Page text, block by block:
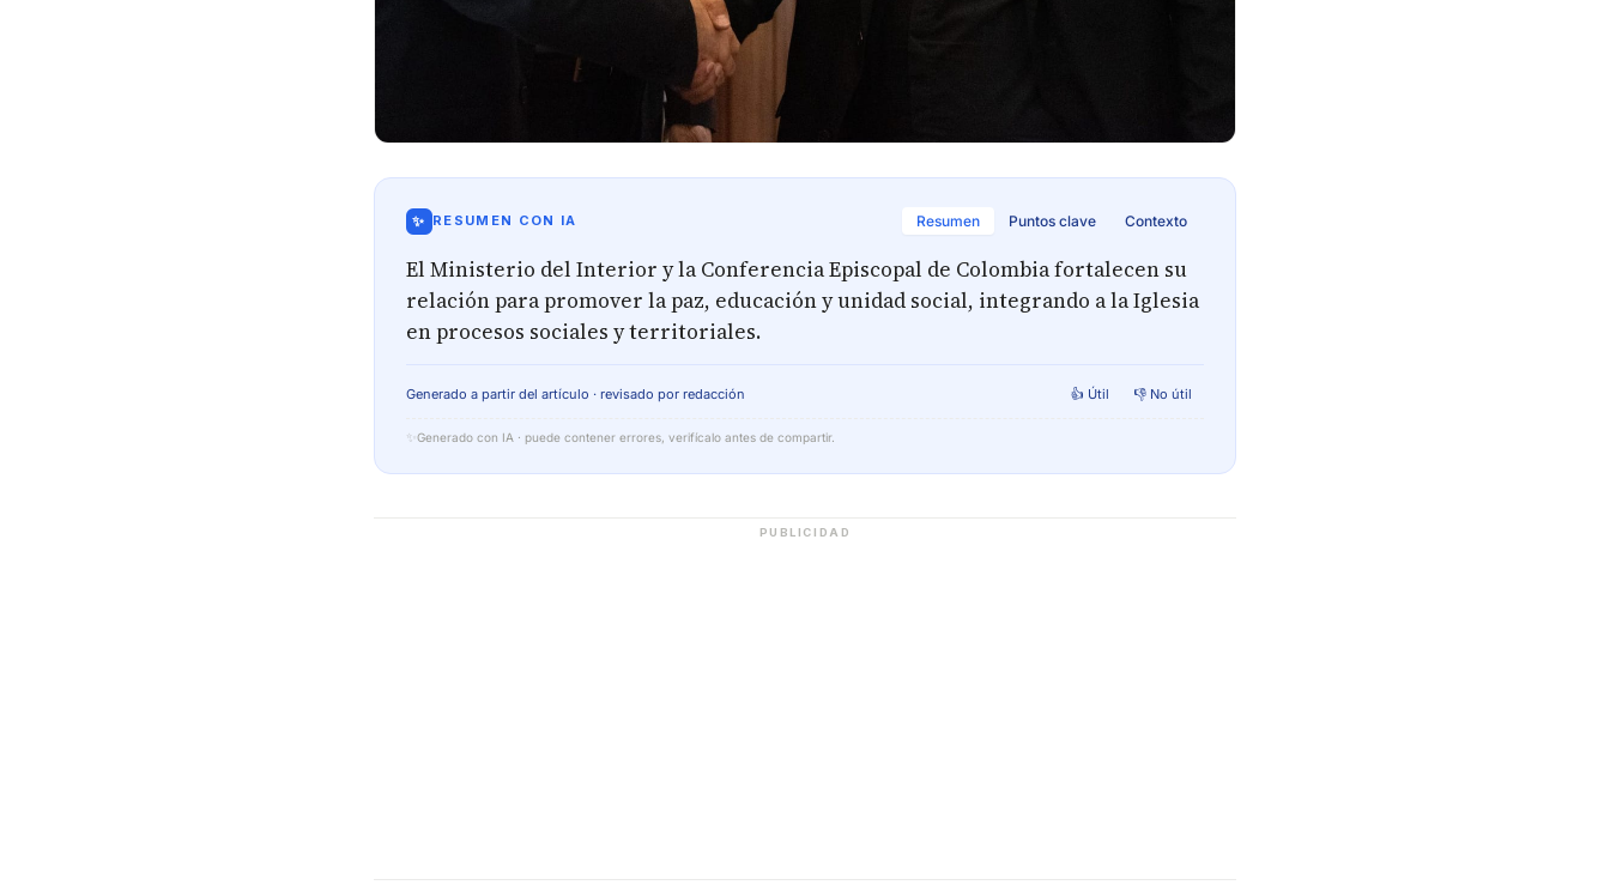
✨ RESUMEN CON IA Resumen Puntos clave Contexto
El Ministerio del Interior y la Conferencia Episcopal de Colombia fortalecen su
relación para promover la paz, educación y unidad social, integrando a la Iglesia
en procesos sociales y territoriales.
Generado a partir del artículo · revisado por redacción 👍 Útil 👎 No útil
✨ Generado con IA · puede contener errores, verifícalo antes de compartir.
PUBLICIDAD